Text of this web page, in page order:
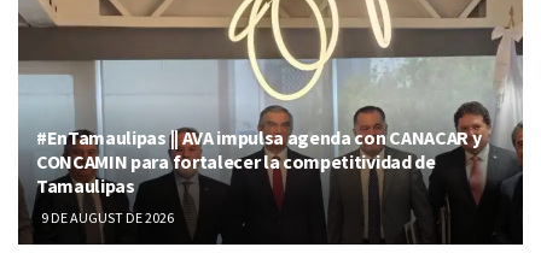
#EnTamaulipas || AVA impulsa agenda con CANACAR y
CONCAMIN para fortalecer la competitividad de
Tamaulipas
9 DE AUGUST DE 2026